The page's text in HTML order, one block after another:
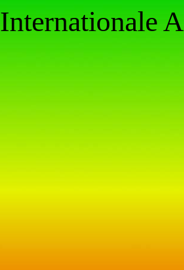
Internationale